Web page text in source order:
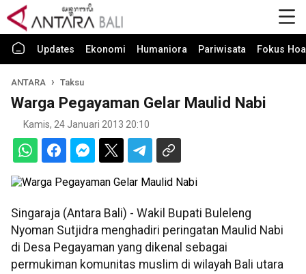
Updates Ekonomi Humaniora Pariwisata Fokus
ANTARA Taksu
Warga Pegayaman Gelar Maulid Nabi
Kamis, 24 Januari 2013 20:10
Singaraja (Antara Bali) - Wakil Bupati Buleleng
Nyoman Sutjidra menghadiri peringatan Maulid Nabi
di Desa Pegayaman yang dikenal sebagai
permukiman komunitas muslim di wilayah Bali utara